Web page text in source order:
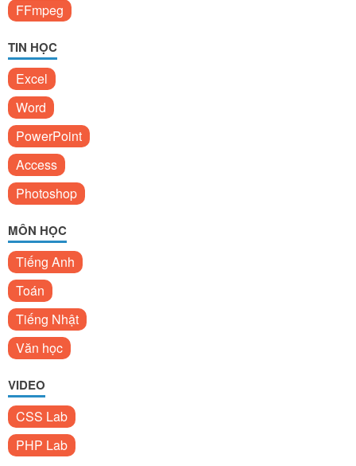
FFmpeg
TIN HỌC
Excel
Word
PowerPoint
Access
Photoshop
MÔN HỌC
Tiếng Anh
Toán
Tiếng Nhật
Văn học
VIDEO
CSS Lab
PHP Lab